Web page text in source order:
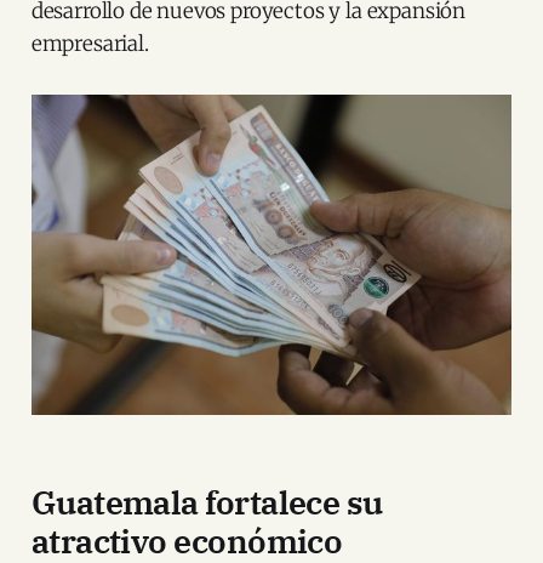
desarrollo de nuevos proyectos y la expansión
empresarial.
Guatemala fortalece su
atractivo económico